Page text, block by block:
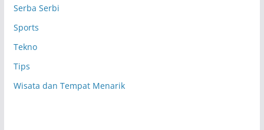
Serba Serbi
Sports
Tekno
Tips
Wisata dan Tempat Menarik